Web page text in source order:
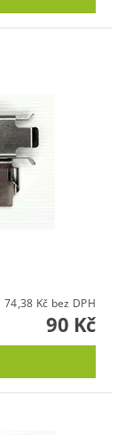
74,38 Kč bez DPH
90 Kč